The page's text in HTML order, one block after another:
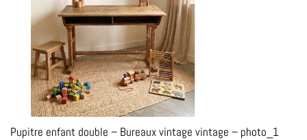
Pupitre enfant double – Bureaux vintage vintage – photo_1